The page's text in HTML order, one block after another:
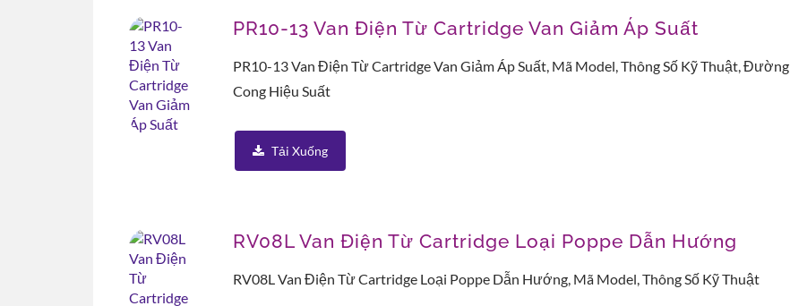
PR10-13 Van Điện Từ Cartridge Van Giảm Áp Suất
PR10-13 Van Điện Từ Cartridge Van Giảm Áp Suất, Mã Model, Thông Số Kỹ Thuật, Đường
Cong Hiệu Suất
Tải Xuống
RV08L Van Điện Từ Cartridge Loại Poppe Dẫn Hướng
RV08L Van Điện Từ Cartridge Loại Poppe Dẫn Hướng, Mã Model, Thông Số Kỹ Thuật